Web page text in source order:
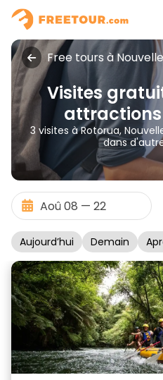
Free tours à
Visites
3 visites à Rotorua,
dans
Aujourd’hui Demain